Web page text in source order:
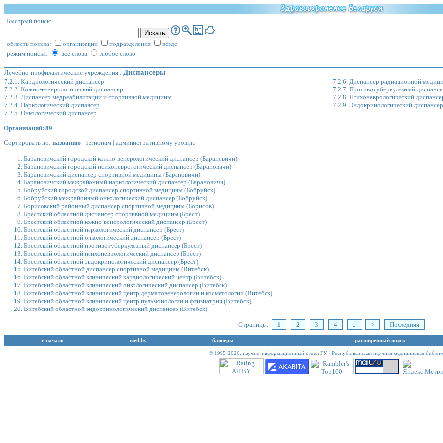
Быстрый поиск:
область поиска: организации подразделения
везде
режим поиска:
все слова любое слово
Лечебно-профилактические учреждения : Диспансеры
7.2.1. Кардиологический диспансер
7.2.2. Кожно-венерологический диспансер
7.2.3. Диспансер медреабилитации и спортивной медицины
7.2.4. Наркологический диспансер
7.2.5. Онкологический диспансер
7.2.6. Диспансер радиационной
7.2.7. Противотуберкулёзный
7.2.8. Психоневрологический
7.2.9. Эндокринологический диспансер
Организаций: 89
Сортировать по: названию | регионам | административному уровню
Барановичский городской кожно-венерологический диспансер (Барановичи)
Барановичский городской психоневрологический диспансер (Барановичи)
Барановичский диспансер спортивной медицины (Барановичи)
Барановичский межрайонный наркологический диспансер (Барановичи)
Бобруйский городской диспансер спортивной медицины (Бобруйск)
Бобруйский межрайонный онкологический диспансер (Бобруйск)
Борисовский районный диспансер спортивной медицины (Борисов)
Брестский областной диспансер спортивной медицины (Брест)
Брестский областной кожно-венерологический диспансер (Брест)
Брестский областной наркологический диспансер (Брест)
Брестский областной онкологический диспансер (Брест)
Брестский областной противотуберкулезный диспансер (Брест)
Брестский областной психоневрологический диспансер (Брест)
Брестский областной эндокринологический диспансер (Брест)
Витебский областной диспансер спортивной медицины (Витебск)
Витебский областной клинический кардиологический центр (Витебск)
Витебский областной клинический онкологический диспансер (Витебск)
Витебский областной клинический центр дерматовенерологии и косметологии (Витебск)
Витебский областной клинический центр пульмонологии и фтизиатрии (Витебск)
Витебский областной эндокринологический диспансер (Витебск)
Страницы: 1 2 3 4 > Последняя
в начало med.by баннеры расширенный поиск
© 1995-2026, научно-информационный отдел ГУ «Республиканская научная медицинская